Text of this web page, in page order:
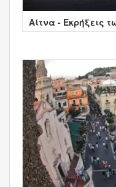
Αίτνα - Εκρήξεις